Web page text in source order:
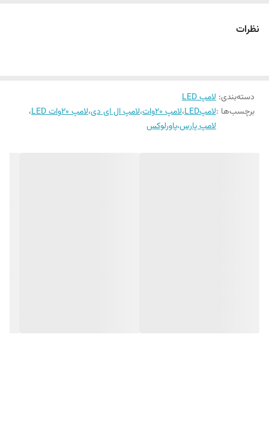
نظرات
دسته‌بندی: لامپ LED
برچسب‌ها :لامپLED ،لامپ ۲۰وات ،لامپ ال ای دی،لامپ ۲۰وات LED
،
لامپ پارس،پاورلوکس